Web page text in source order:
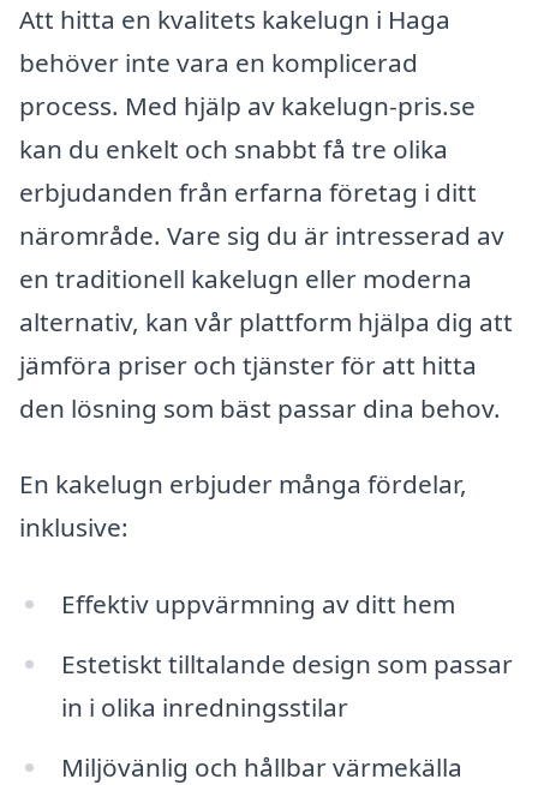
Att hitta en kvalitets kakelugn i Haga
behöver inte vara en komplicerad
process. Med hjälp av kakelugn-pris.se
kan du enkelt och snabbt få tre olika
erbjudanden från erfarna företag i ditt
närområde. Vare sig du är intresserad av
en traditionell kakelugn eller moderna
alternativ, kan vår plattform hjälpa dig att
jämföra priser och tjänster för att hitta
den lösning som bäst passar dina behov.
En kakelugn erbjuder många fördelar,
inklusive:
Effektiv uppvärmning av ditt hem
Estetiskt tilltalande design som passar
in i olika inredningsstilar
Miljövänlig och hållbar värmekälla